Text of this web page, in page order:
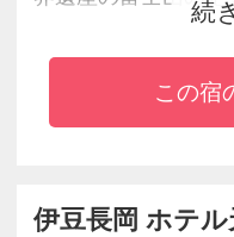
★昭和の始めまで採
より湧き出ている天
★カラオケ・麻雀・
続
この宿
伊豆長岡 ホテル